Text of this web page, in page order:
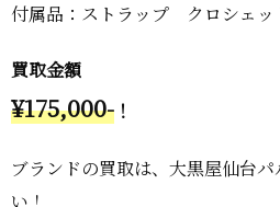
付属品：ストラップ クロシェ
買取金額
¥175,000- ！
ブランドの買取は、大黒屋仙台
い！